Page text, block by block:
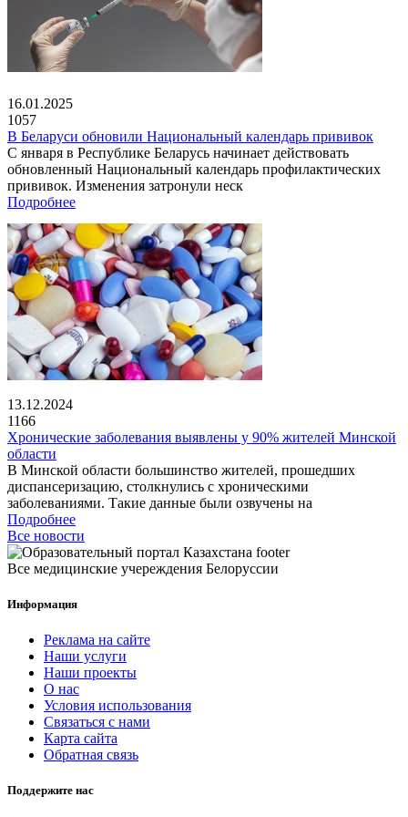
16.01.2025
1057
В Беларуси обновили Национальный календарь прививок
С января в Республике Беларусь начинает действовать
обновленный Национальный календарь профилактических
прививок. Изменения затронули неск
Подробнее
13.12.2024
1166
Хронические заболевания выявлены у 90% жителей Минской
области
В Минской области большинство жителей, прошедших
диспансеризацию, столкнулись с хроническими
заболеваниями. Такие данные были озвучены на
Подробнее
Все новости
Все медицинские учереждения Белоруссии
Информация
Реклама на сайте
Наши услуги
Наши проекты
О нас
Условия использования
Связаться с нами
Карта сайта
Обратная связь
Поддержите нас